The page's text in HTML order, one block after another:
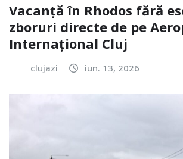
Vacanță în Rhodos fără
zboruri directe de pe
Internațional Cluj
clujazi iun. 13, 2026